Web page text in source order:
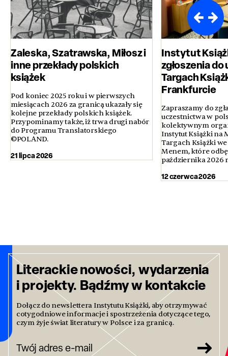
Zaleska, Szatrawska, Miłosz i
inne przekłady polskich
książek
Pod koniec 2025 roku i w pierwszych
miesiącach 2026 za granicą ukazały się
kolejne przekłady polskich książek.
Przypominamy także, iż trwa drugi nabór
do Programu Translatorskiego
©POLAND.
21 lipca 2026
Instytut
zgłoszenia do
Targach
Frankfurcie
Zapraszamy do
uczestnictwa w
kolektywnym
Instytut Książki na
Targach Książki
Menem, które
października 2026
12 czerwca 2026
Literackie nowości, wydarzenia
i projekty. Bądźmy w kontakcie
Dołącz do newslettera Instytutu Książki, aby otrzymywać
cotygodniowe informacje i spostrzeżenia dotyczące tego,
czym żyje świat literatury w Polsce i za granicą.